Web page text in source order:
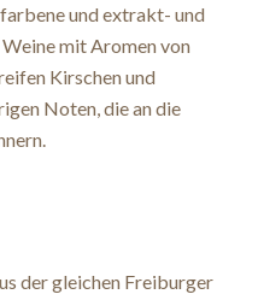
und extrakt- und
mit Aromen von
Kirschen und
Noten, die an die
der gleichen Freiburger